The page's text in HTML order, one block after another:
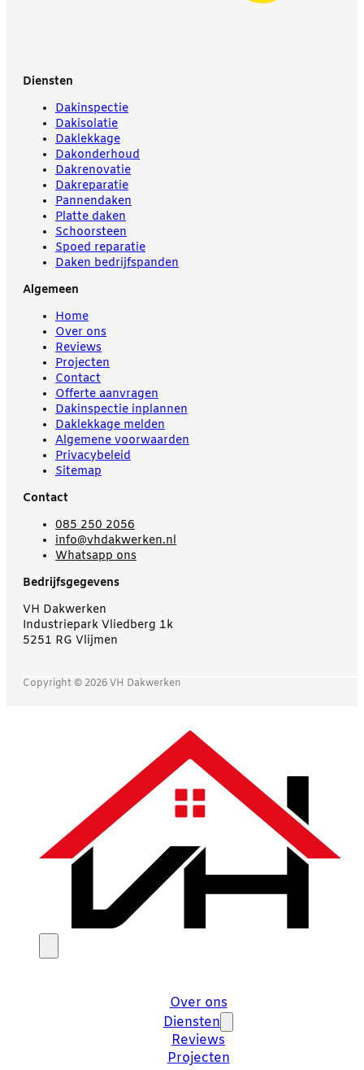
Diensten
Dakinspectie
Dakisolatie
Daklekkage
Dakonderhoud
Dakrenovatie
Dakreparatie
Pannendaken
Platte daken
Schoorsteen
Spoed reparatie
Daken bedrijfspanden
Algemeen
Home
Over ons
Reviews
Projecten
Contact
Offerte aanvragen
Dakinspectie inplannen
Daklekkage melden
Algemene voorwaarden
Privacybeleid
Sitemap
Contact
085 250 2056
info@vhdakwerken.nl
Whatsapp ons
Bedrijfsgegevens
VH Dakwerken
Industriepark Vliedberg 1k
5251 RG Vlijmen
Copyright © 2026 VH Dakwerken
Over ons
Diensten
Reviews
Projecten